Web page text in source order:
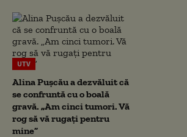
UTV
Alina Pușcău a dezvăluit că
se confruntă cu o boală
gravă. „Am cinci tumori. Vă
rog să vă rugați pentru
mine”